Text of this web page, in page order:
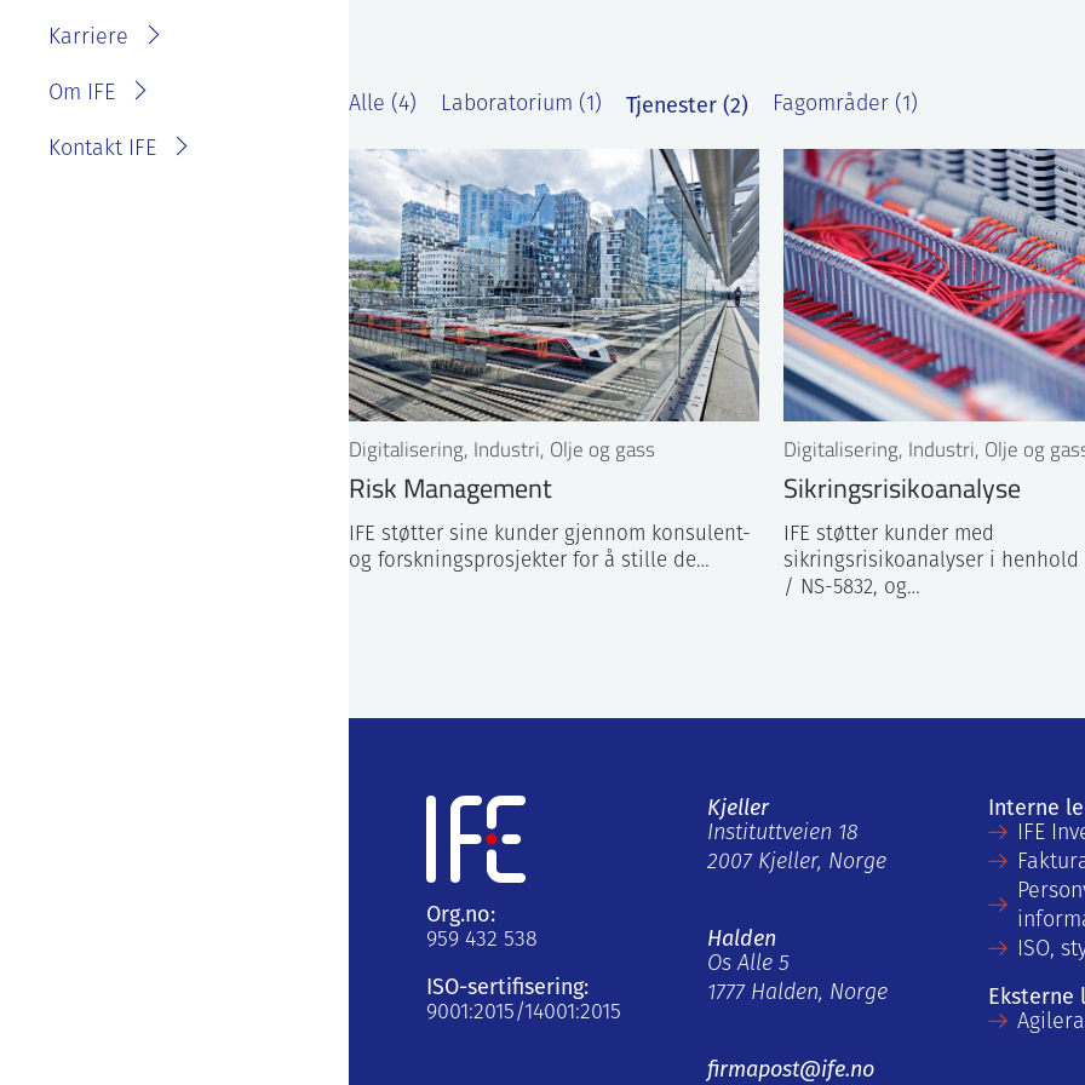
Karriere
Om IFE
Personvernerklæring for
Kontakt IFE
Fakturainformasjon
Varsling eller melde
Alle (4) Laboratorium (1) Tjenester (2) Fagområder (1)
Digitalisering, Industri, Olje og gass
Risk Management
IFE støtter sine kunder gjennom konsulent-
og forskningsprosjekter for å stille de…
Digitalisering, Industri, Olje og
Sikringsrisikoanalyse
IFE støtter kunder med
sikringsrisikoanalyser i henhold
/ NS-5832, og…
Org.no:
959 432 538
ISO-sertifisering:
9001:2015/14001:2015
Kjeller
Instituttveien 18
2007 Kjeller, Norge
Halden
Os Alle 5
1777 Halden, Norge
firmapost@ife.no
Interne
IFE
ISO,
Eksterne